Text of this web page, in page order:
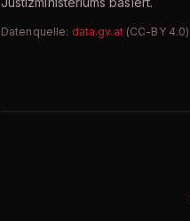
Datenquelle: data.gv.at (CC-BY 4.0)